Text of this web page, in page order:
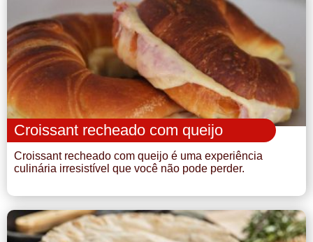
Croissant recheado com queijo
Croissant recheado com queijo é uma experiência
culinária irresistível que você não pode perder.